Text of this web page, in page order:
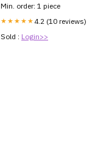
Min. order: 1 piece
★★★★★ 4.2 (10 reviews)
Sold : Login>>